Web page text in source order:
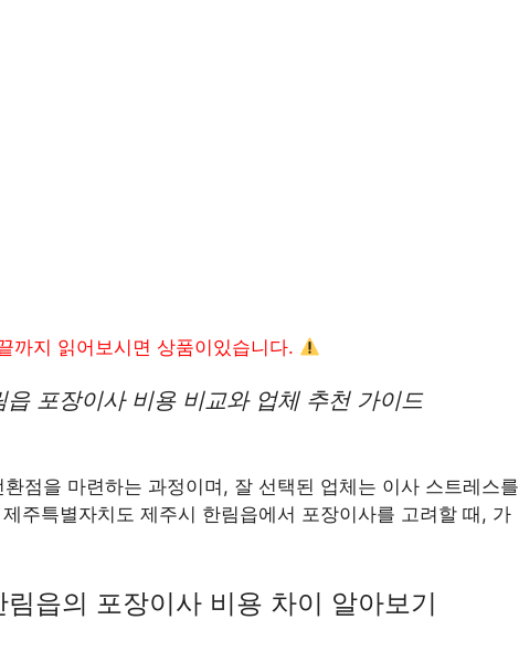
까지 읽어보시면 상품이있습니다.
포장이사 비용 비교와 업체 추천 가이드
점을 마련하는 과정이며, 잘 선택된 업체는 이사 스트레스를
주특별자치도 제주시 한림읍에서 포장이사를 고려할 때, 가
읍의 포장이사 비용 차이 알아보기